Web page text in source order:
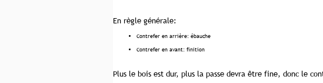
En règle générale:
Contrefer en arrière: ébauche
Contrefer en avant: finition
Plus le bois est dur, plus la passe devra être fine, donc le